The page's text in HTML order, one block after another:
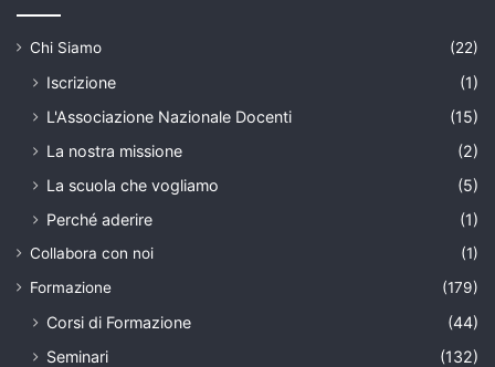
Chi Siamo (22)
Iscrizione
(1)
L'Associazione Nazionale Docenti
(15)
La nostra missione
(2)
La scuola che vogliamo
(5)
Perché aderire
(1)
Collabora con noi
(1)
Formazione
(179)
Corsi di Formazione
(44)
Seminari
(132)